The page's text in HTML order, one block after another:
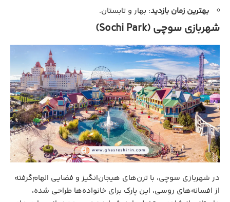
بهترین زمان بازدید: بهار و تابستان.
شهربازی سوچی (Sochi Park)
در شهربازی سوچی، با ترن‌های هیجان‌انگیز و فضایی الهام‌گرفته
از افسانه‌های روسی، این پارک برای خانواده‌ها طراحی شده،